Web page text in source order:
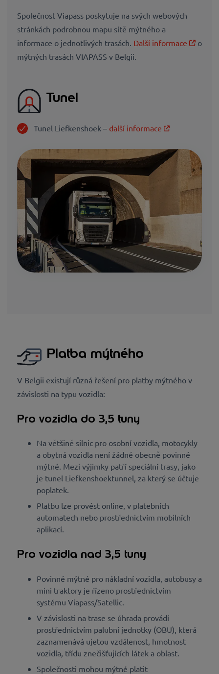
Společnost Viapass poskytuje na svých webových
stránkách podrobnou mapu sítě mýtného a
informace o jednotlivých trasách. Další informace
o
mýtných trasách VIAPASS v Belgii.
Tunel
Tunel Liefkenshoek – další informace
Platba mýtného
V Belgii existují různá řešení pro platby mýtného v
závislosti na typu vozidla:
Pro vozidla do 3,5 tuny
Na většině silnic pro osobní vozidla, motocykly
a obytná vozidla není žádné obecně povinné
mýtné. Mezi výjimky patří speciální trasy, jako
je tunel Liefkenshoektunnel, za který se účtuje
poplatek.
Platbu lze provést online, v platebních
automatech nebo prostřednictvím mobilních
aplikací.
Pro vozidla nad 3,5 tuny
Povinné mýtné pro nákladní vozidla, autobusy a
mini traktory je řízeno prostřednictvím
systému Viapass/Satellic.
V závislosti na trase se úhrada provádí
prostřednictvím palubní jednotky (OBU), která
zaznamenává ujetou vzdálenost, hmotnost
vozidla, třídu znečišťujících látek a oblast.
Společnosti mohou mýtné platit